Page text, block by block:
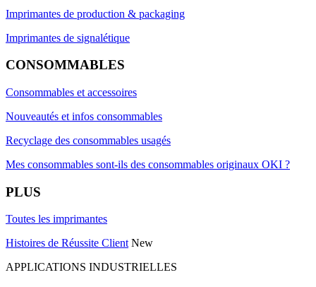
Imprimantes de production & packaging
Imprimantes de signalétique
CONSOMMABLES
Consommables et accessoires
Nouveautés et infos consommables
Recyclage des consommables usagés
Mes consommables sont-ils des consommables originaux OKI ?
PLUS
Toutes les imprimantes
Histoires de Réussite Client New
APPLICATIONS INDUSTRIELLES